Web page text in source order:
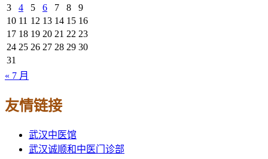
3
4 5 6 7 8
9
10 11 12 13 14 15 16
17 18 19 20 21 22 23
24 25 26 27 28 29 30
31
« 7 月
友情链接
武汉中医馆
武汉诚顺和中医门诊部